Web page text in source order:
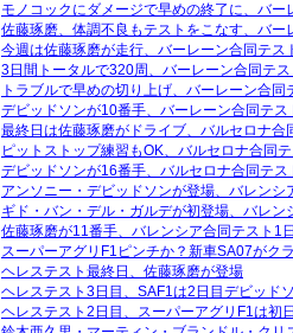
モノコックにダメージで早めの終了に、バー
佐藤琢磨、体調不良もテストをこなす、バー
今週は佐藤琢磨が走行、バーレーン合同テス
3日間トータルで320周、バーレーン合同テス
トラブルで早めの切り上げ、バーレーン合同
デビッドソンが10番手、バーレーン合同テス
最終日は佐藤琢磨がドライブ、バルセロナ合
ピットストップ練習もOK、バルセロナ合同
デビッドソンが16番手、バルセロナ合同テス
アンソニー・デビッドソンが登場、バレンシ
ギド・バン・デル・ガルデが初登場、バレン
佐藤琢磨が11番手、バレンシア合同テスト1
スーパーアグリF1ピンチか？新車SA07がク
ヘレステスト最終日、佐藤琢磨が登場
ヘレステスト3日目、SAF1は2日目デビッド
ヘレステスト2日目、スーパーアグリF1は初